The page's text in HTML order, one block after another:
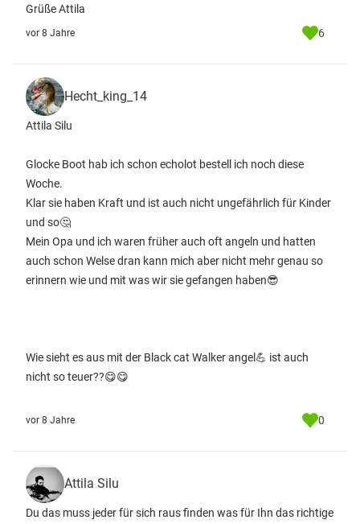
Grüße Attila
vor 8 Jahre 6
Hecht_king_14
Attila Silu
Glocke Boot hab ich schon echolot bestell ich noch diese
Woche.
Klar sie haben Kraft und ist auch nicht ungefährlich für Kinder
und so🤔
Mein Opa und ich waren früher auch oft angeln und hatten
auch schon Welse dran kann mich aber nicht mehr genau so
erinnern wie und mit was wir sie gefangen haben😎
Wie sieht es aus mit der Black cat Walker angel💪 ist auch
nicht so teuer??😋😋
vor 8 Jahre 0
Attila Silu
Du das muss jeder für sich raus finden was für Ihn das richtige